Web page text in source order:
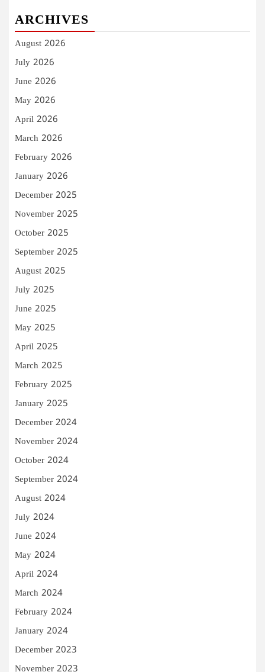
ARCHIVES
August 2026
July 2026
June 2026
May 2026
April 2026
March 2026
February 2026
January 2026
December 2025
November 2025
October 2025
September 2025
August 2025
July 2025
June 2025
May 2025
April 2025
March 2025
February 2025
January 2025
December 2024
November 2024
October 2024
September 2024
August 2024
July 2024
June 2024
May 2024
April 2024
March 2024
February 2024
January 2024
December 2023
November 2023